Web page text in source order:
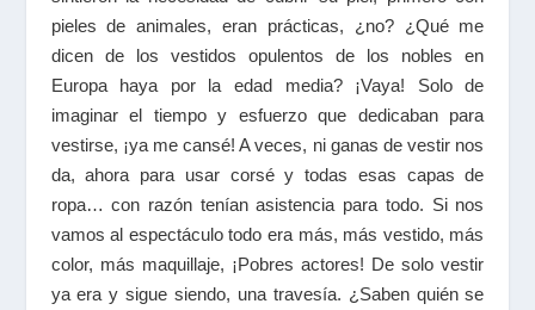
pieles de animales, eran prácticas, ¿no? ¿Qué me
dicen de los vestidos opulentos de los nobles en
Europa haya por la edad media? ¡Vaya! Solo de
imaginar el tiempo y esfuerzo que dedicaban para
vestirse, ¡ya me cansé! A veces, ni ganas de vestir nos
da, ahora para usar corsé y todas esas capas de
ropa… con razón tenían asistencia para todo. Si nos
vamos al espectáculo todo era más, más vestido, más
color, más maquillaje, ¡Pobres actores! De solo vestir
ya era y sigue siendo, una travesía. ¿Saben quién se